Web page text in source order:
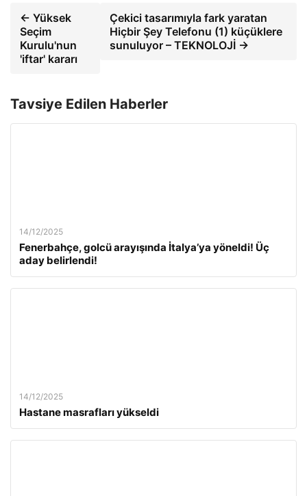
← Yüksek
Seçim
Kurulu'nun
'iftar' kararı
Çekici tasarımıyla fark yaratan
Hiçbir Şey Telefonu (1) küçüklere
sunuluyor – TEKNOLOJİ →
Tavsiye Edilen Haberler
14/12/2025
Fenerbahçe, golcü arayışında İtalya’ya yöneldi! Üç
aday belirlendi!
14/12/2025
Hastane masrafları yükseldi